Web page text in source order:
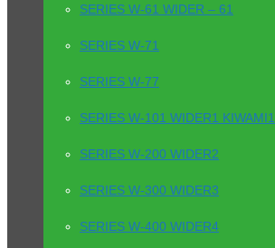
SERIES W-61 WIDER – 61
SERIES W-71
SERIES W-77
SERIES W-101 WIDER1 KIWAMI1
SERIES W-200 WIDER2
SERIES W-300 WIDER3
SERIES W-400 WIDER4